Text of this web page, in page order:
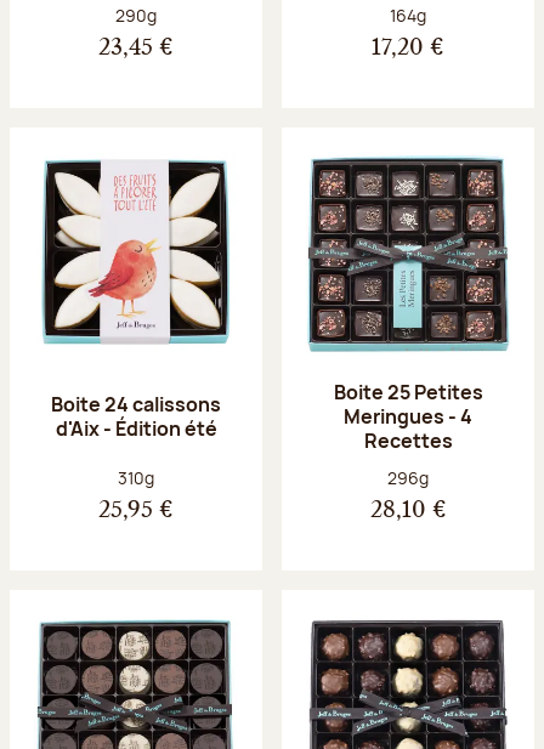
Poids net :
290g
23,45 €
Poids net :
164g
17,20 €
Boite 24 calissons
d'Aix - Édition été
Poids net :
310g
25,95 €
Boite 25 Petites
Meringues - 4
Recettes
Poids net :
296g
28,10 €